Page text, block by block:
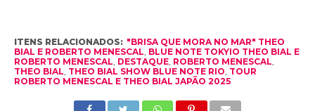
ITENS RELACIONADOS: "BRISA QUE MORA NO MAR" THEO
BIAL E ROBERTO MENESCAL, BLUE NOTE TOKYIO THEO BIAL E
ROBERTO MENESCAL, DESTAQUE, ROBERTO MENESCAL,
THEO BIAL, THEO BIAL SHOW BLUE NOTE RIO, TOUR
ROBERTO MENESCAL E THEO BIAL JAPÃO 2025